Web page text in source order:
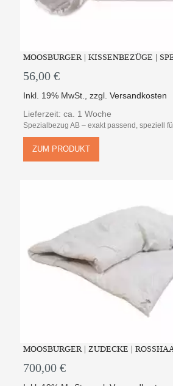
MOOSBURGER | KISSENBEZÜGE |
56,00 €
Inkl. 19% MwSt.,zzgl.Versandkosten
Lieferzeit: ca. 1 Woche
Spezialbezug AB – exakt passend, speziell
ZUM PRODUKT
MOOSBURGER | ZUDECKE |
700,00 €